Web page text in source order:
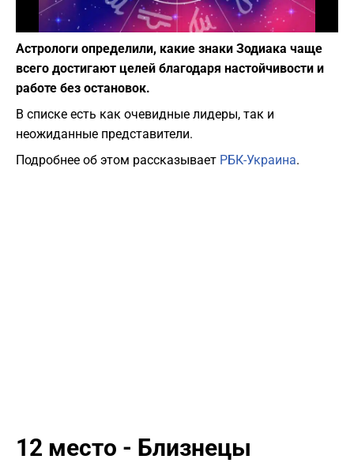
Фото: depositphotos.com
Астрологи определили, какие знаки Зодиака чаще
всего достигают целей благодаря настойчивости и
работе без остановок.
В списке есть как очевидные лидеры, так и
неожиданные представители.
Подробнее об этом рассказывает РБК-Украина.
12 место - Близнецы